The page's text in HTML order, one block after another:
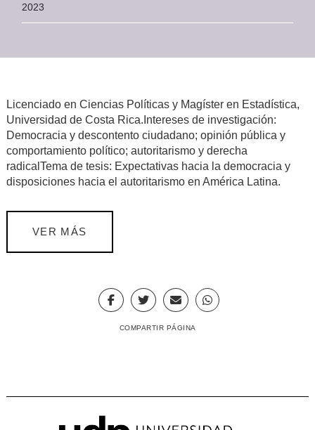
2023
Licenciado en Ciencias Políticas y Magíster en Estadística,
Universidad de Costa Rica.Intereses de investigación:
Democracia y descontento ciudadano; opinión pública y
comportamiento político; autoritarismo y derecha
radicalTema de tesis: Expectativas hacia la democracia y
disposiciones hacia el autoritarismo en América Latina.
VER MÁS
COMPARTIR PÁGINA